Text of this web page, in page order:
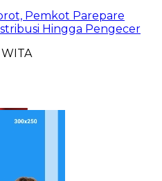
Pemkot Parepare
Hingga Pengecer